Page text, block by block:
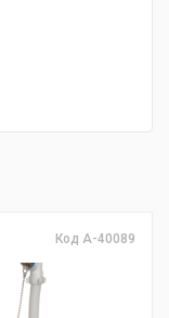
Код А-40089